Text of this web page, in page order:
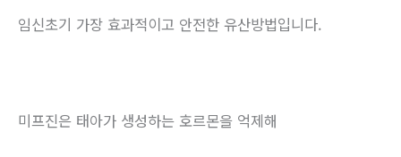
임신초기 가장 효과적이고 안전한 유산방법입니다.
미프진은 태아가 생성하는 호르몬을 억제해